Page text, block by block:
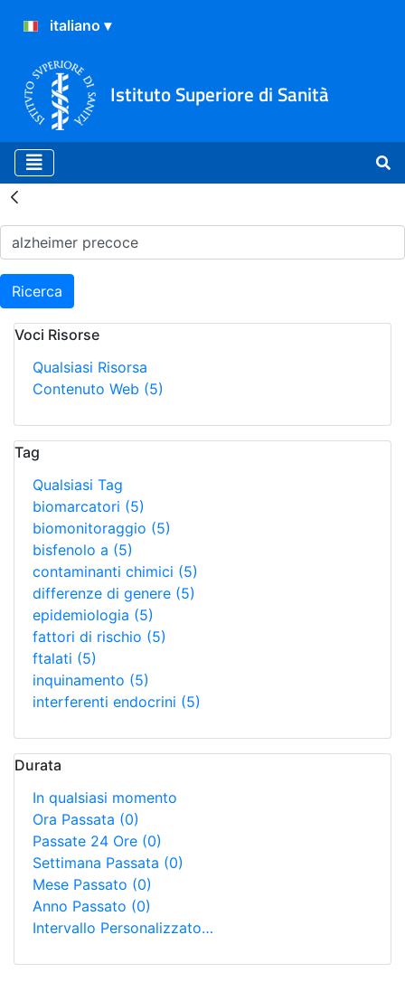
Istituto Superiore di Sanità
Risultati della Ricerca -
Ricerca
Voci Risorse
Qualsiasi Risorsa
Contenuto Web (5)
Tag
Qualsiasi Tag
biomarcatori (5)
biomonitoraggio (5)
bisfenolo a (5)
contaminanti chimici (5)
differenze di genere (5)
epidemiologia (5)
fattori di rischio (5)
ftalati (5)
inquinamento (5)
interferenti endocrini (5)
Durata
In qualsiasi momento
Ora Passata (0)
Passate 24 Ore (0)
Settimana Passata (0)
Mese Passato (0)
Anno Passato (0)
Intervallo Personalizzato…